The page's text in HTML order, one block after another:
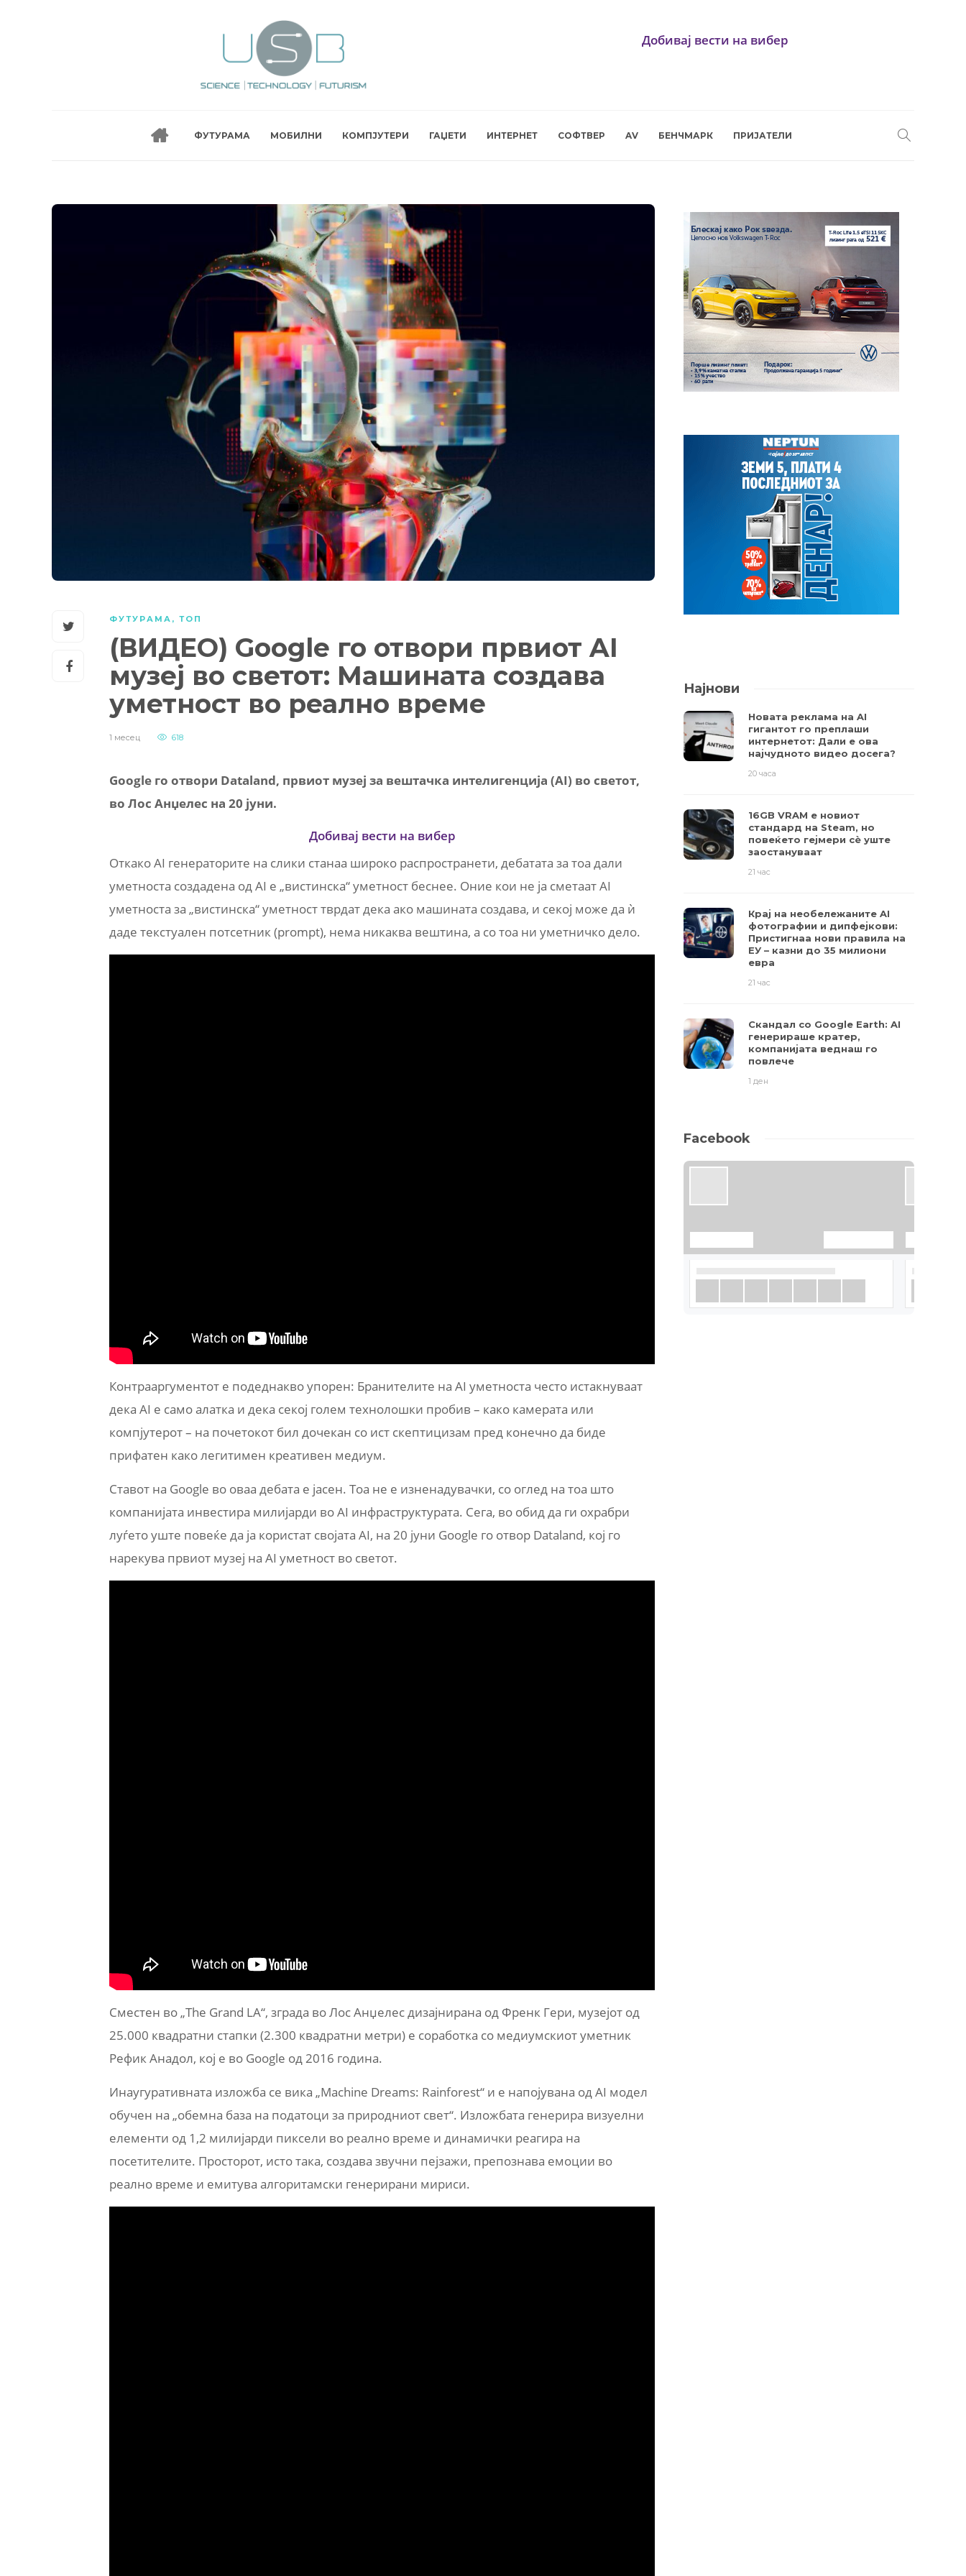
Добивај вести на вибер
ФУТУРАМА МОБИЛНИ КОМПЈУТЕРИ ГАЏЕТИ ИНТЕРНЕТ СОФТВЕР AV БЕНЧМАРК ПРИЈАТЕЛИ
ФУТУРАМА , ТОП
(ВИДЕО) Google го отвори првиот AI
музеј во светот: Машината создава
уметност во реално време
1 месец 618
Google го отвори Dataland, првиот музеј за вештачка интелигенција (AI) во светот,
во Лос Анџелес на 20 јуни.
Добивај вести на вибер
Откако AI генераторите на слики станаа широко распространети, дебатата за тоа дали
уметноста создадена од AI е „вистинска“ уметност беснее. Оние кои не ја сметаат AI
уметноста за „вистинска“ уметност тврдат дека ако машината создава, и секој може да ѝ
даде текстуален потсетник (prompt), нема никаква вештина, а со тоа ни уметничко дело.
Контрааргументот е подеднакво упорен: Бранителите на AI уметноста често истакнуваат
дека AI е само алатка и дека секој голем технолошки пробив – како камерата или
компјутерот – на почетокот бил дочекан со ист скептицизам пред конечно да биде
прифатен како легитимен креативен медиум.
Ставот на Google во оваа дебата е јасен. Тоа не е изненадувачки, со оглед на тоа што
компанијата инвестира милијарди во AI инфраструктурата. Сега, во обид да ги охрабри
луѓето уште повеќе да ја користат својата AI, на 20 јуни Google го отвор Dataland, кој го
нарекува првиот музеј на AI уметност во светот.
Сместен во „The Grand LA“, зграда во Лос Анџелес дизајнирана од Френк Гери, музејот од
25.000 квадратни стапки (2.300 квадратни метри) е соработка со медиумскиот уметник
Рефик Анадол, кој е во Google од 2016 година.
Инаугуративната изложба се вика „Machine Dreams: Rainforest“ и е напојувана од AI модел
обучен на „обемна база на податоци за природниот свет“. Изложбата генерира визуелни
елементи од 1,2 милијарди пиксели во реално време и динамички реагира на
посетителите. Просторот, исто така, создава звучни пејзажи, препознава емоции во
реално време и емитува алгоритамски генерирани мириси.
Најнови
Новата реклама на AI
гигантот го преплаши
интернетот: Дали е ова
најчудното видео досега?
20 часа
16GB VRAM е новиот
стандард на Steam, но
повеќето гејмери ​​сè уште
заостануваат
21 час
Крај на необележаните AI
фотографии и дипфејкови:
Пристигнаа нови правила на
ЕУ – казни до 35 милиони
евра
21 час
Скандал со Google Earth: AI
генерираше кратер,
компанијата веднаш го
повлече
1 ден
Facebook